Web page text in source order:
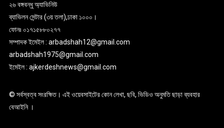
২৬ বঙ্গবন্ধু অ্যাভিনিউ
ব্যাভিলন সেন্টার (৩য় তলা),ঢাকা ১০০০।
ফোনঃ ০১৭১৫৮৮০২৭৭
সম্পাদক ইমেইল : arbadshah12@gmail.com
arbadshah1975@gmail.com
ইমেইল : ajkerdeshnews@gmail.com
© সর্বস্বত্ব সংরক্ষিত। এই ওয়েবসাইটের কোন লেখা, ছবি, ভিডিও অনুমতি ছাড়া ব্যবহার
বেআইনি ।